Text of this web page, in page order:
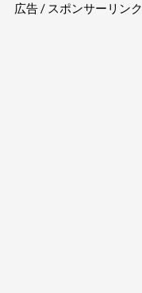
広告 / スポンサーリンク